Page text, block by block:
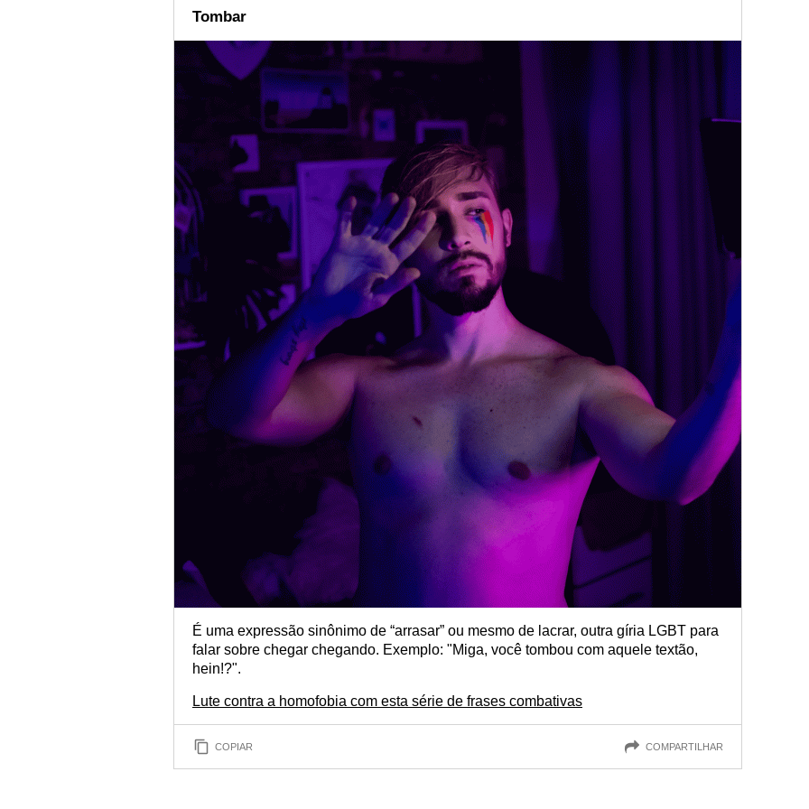
Tombar
É uma expressão sinônimo de “arrasar” ou mesmo de lacrar, outra gíria LGBT para
falar sobre chegar chegando. Exemplo: "Miga, você tombou com aquele textão,
hein!?".
Lute contra a homofobia com esta série de frases combativas
COPIAR COMPARTILHAR